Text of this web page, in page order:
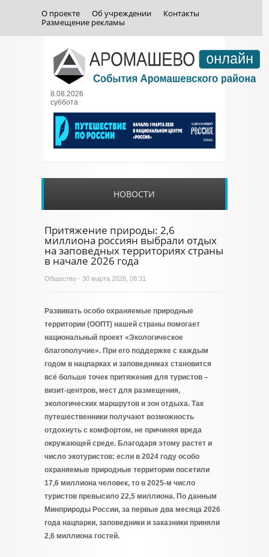
О проекте Об учреждении
Контакты
Размещение рекламы
8.08.2026
суббота
НОВОСТИ
Притяжение природы: 2,6
миллиона россиян выбрали отдых
на заповедных территориях страны
в начале 2026 года
Общество - 30 марта 2026, 08:31
Развивать особо охраняемые природные
территории (ООПТ) нашей страны помогает
национальный проект «Экологическое
благополучие». При его поддержке с каждым
годом в нацпарках и заповедниках становится
всё больше точек притяжения для туристов –
визит-центров, мест для размещения,
экологических маршрутов и зон отдыха. Так
путешественники получают возможность
отдохнуть с комфортом, не причиняя вреда
окружающей среде. Благодаря этому растет и
число экотуристов: если в 2024 году особо
охраняемые природные территории посетили
17,6 миллиона человек, то в 2025-м число
туристов превысило 22,5 миллиона. По данным
Минприроды России, за первые два месяца 2026
года нацпарки, заповедники и заказники приняли
2,6 миллиона гостей.